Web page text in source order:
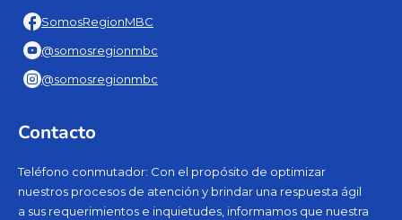
SomosRegionMBC
@somosregionmbc
@somosregionmbc
Contacto
Teléfono conmutador: Con el propósito de optimizar
nuestros procesos de atención y brindar una respuesta ágil
a sus requerimientos e inquietudes, informamos que nuestra